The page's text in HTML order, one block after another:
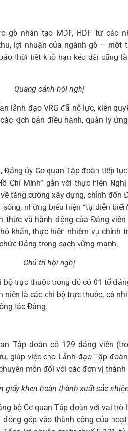
gỗ nhân tạo MDF, HDF từ các
lợi nhuận của ngành gỗ – một
thời tiết khô hạn kéo dài cũng
Quang cảnh hội nghị
lãnh đạo VRG đã nỗ lực, kiên
kịch bản điều hành, quản lý
ủy Cơ quan Tập đoàn tiếp
Chí Minh” gắn với thực hiện
tăng cường xây dựng, chỉnh đốn
những biểu hiện “tự diễn
thức và hành động của Đảng
khăn, thực hiện nhiệm vụ chính
Đảng trong sạch vững mạnh.
Chủ trì hội nghị
trực thuộc trong đó có 01 tổ
niên là các chi bộ trực thuộc, có
tác Đảng.
Tập đoàn có 129 đảng viên
giúp việc cho Lãnh đạo Tập
môn đối với các đơn vị thành
giấy khen hoàn thành xuất sắc
bộ Cơ quan Tập đoàn với vai trò
góp vào thành công của